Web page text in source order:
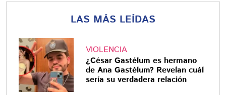
LAS MÁS LEÍDAS
VIOLENCIA
¿César Gastélum es hermano
de Ana Gastélum? Revelan cuál
sería su verdadera relación